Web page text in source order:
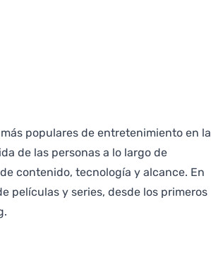
populares de entretenimiento en la
de las personas a lo largo de
contenido, tecnología y alcance. En
películas y series, desde los primeros